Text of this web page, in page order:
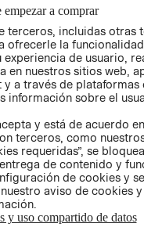
AVISO DE
LIBRO DE
empezar a comprar
terceros, incluidas otras
ofrecerle la
de usuario,
en nuestros sitios web,
a través de plataformas
información sobre el
y está de acuerdo
terceros, como
requeridas”, se
de contenido y
de cookies y
aviso de cookies
y uso compartido de datos